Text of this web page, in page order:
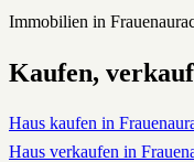
Immobilien in
Kaufen,
Haus kaufen in
Haus verkaufen in